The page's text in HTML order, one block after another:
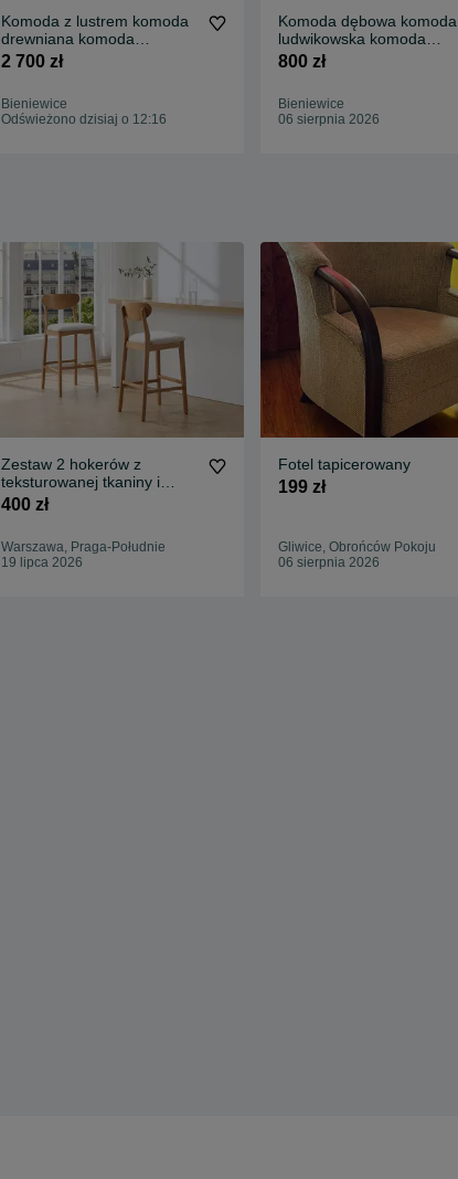
Komoda z lustrem komoda
drewniana komoda
rustykalna dąb
2 700 zł
Bieniewice
Odświeżono dzisiaj o 12:16
Komoda dębowa komoda
ludwikowska komoda
drewniana
800 zł
Bieniewice
06 sierpnia 2026
Zestaw 2 hokerów z
teksturowanej tkaniny i
naturalnego drewna -
400 zł
Warszawa, Praga-Południe
19 lipca 2026
Fotel tapicerowany
199 zł
Gliwice, Obrońców Pokoju
06 sierpnia 2026